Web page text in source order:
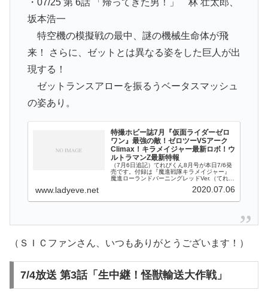
・07/25 第 6話 「帰ってきた男！」 林 壮太郎、
坂本浩一
特空機の模擬戦の最中、謎の機械生命体が飛
来！ さらに、ゼットとは異なる姿をした巨人が出
現する！
ゼットランスアローを振るうベータスマッシュ
の姿あり。
特撮ホビー誌7月『仮面ライダーゼロ
ワン』最強の敵！ゼロツーVSアーク
Climax！キラメイジャー最新ロボ！ウ
ルトラマンZ最新特報
（7月6日追記）てれびくん8月号が本日7/6発
売です。付録は『魔進戦隊キラメイジャー』
魔進ローランドバーニングレッドVer.（てれび
んコメントにて、TVくんほか掲載内容を頂い
www.ladyeve.net 2020.07.06
（ＳＩＣファンさん、いつもありがとうございます！）
7/4放送 第3話「生中継！怪獣輸送大作戦」